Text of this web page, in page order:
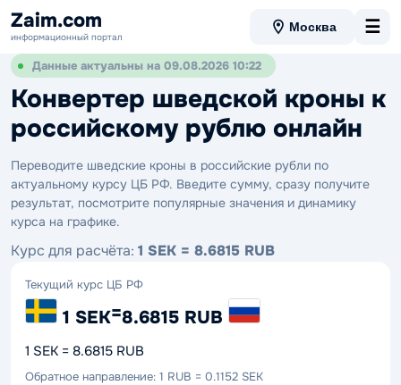
Zaim.com
информационный портал
Москва ☰
Данные актуальны на 09.08.2026 10:22
Конвертер шведской кроны к
российскому рублю онлайн
Переводите шведские кроны в российские рубли по
актуальному курсу ЦБ РФ. Введите сумму, сразу получите
результат, посмотрите популярные значения и динамику
курса на графике.
Курс для расчёта: 1 SEK = 8.6815 RUB
Текущий курс ЦБ РФ
1 SEK=8.6815 RUB
1 SEK = 8.6815 RUB
Обратное направление: 1 RUB = 0.1152 SEK